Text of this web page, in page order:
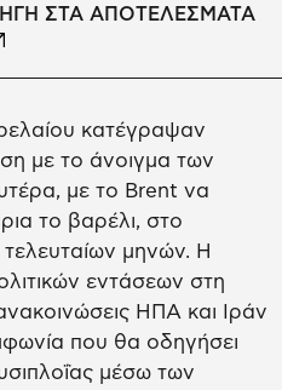
ΣΤΑ ΑΠΟΤΕΛΕΣΜΑΤΑ
κατέγραψαν
με το άνοιγμα των
με το Brent να
το βαρέλι, στο
μηνών. Η
εντάσεων στη
ΗΠΑ και Ιράν
που θα οδηγήσει
μέσω των